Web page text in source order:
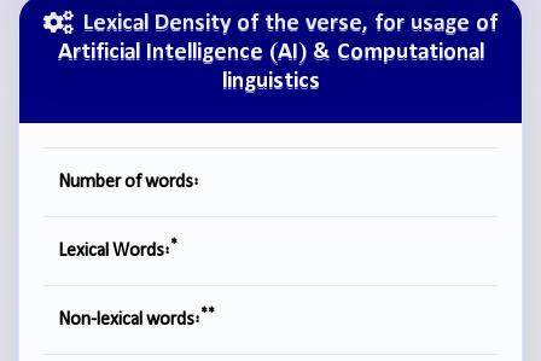
Lexical Density of the verse, for usage of
Artificial Intelligence (AI) & Computational
linguistics
Number of words:
Lexical Words:*
Non-lexical words:**